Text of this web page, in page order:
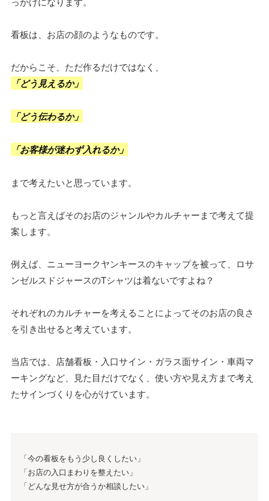
看板は、お店の顔のようなものです。
だからこそ、ただ作るだけではなく、
「どう見えるか」
「どう伝わるか」
「お客様が迷わず入れるか」
まで考えたいと思っています。
もっと言えばそのお店のジャンルやカルチャーまで考えて提
案します。
例えば、ニューヨークヤンキースのキャップを被って、ロサ
ンゼルスドジャースのTシャツは着ないですよね？
それぞれのカルチャーを考えることによってそのお店の良さ
を引き出せると考えています。
当店では、店舗看板・入口サイン・ガラス面サイン・車両マ
ーキングなど、見た目だけでなく、使い方や見え方まで考え
たサインづくりを心がけています。
「今の看板をもう少し良くしたい」
「お店の入口まわりを整えたい」
「どんな見せ方が合うか相談したい」